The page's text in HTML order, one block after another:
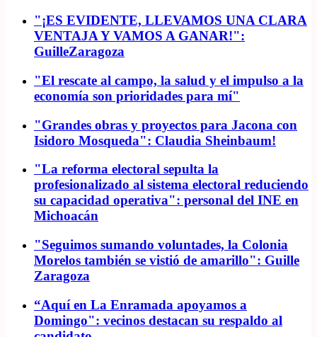
"¡ES EVIDENTE, LLEVAMOS UNA CLARA
VENTAJA Y VAMOS A GANAR!":
GuilleZaragoza
"El rescate al campo, la salud y el impulso a la
economía son prioridades para mí"
"Grandes obras y proyectos para Jacona con
Isidoro Mosqueda": Claudia Sheinbaum!
"La reforma electoral sepulta la
profesionalizado al sistema electoral reduciendo
su capacidad operativa": personal del INE en
Michoacán
"Seguimos sumando voluntades, la Colonia
Morelos también se vistió de amarillo": Guille
Zaragoza
“Aquí en La Enramada apoyamos a
Domingo": vecinos destacan su respaldo al